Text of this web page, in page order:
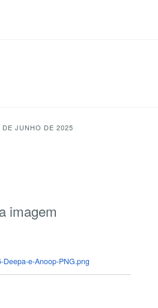
JUNHO DE 2025
imagem
e-Anoop-PNG.png